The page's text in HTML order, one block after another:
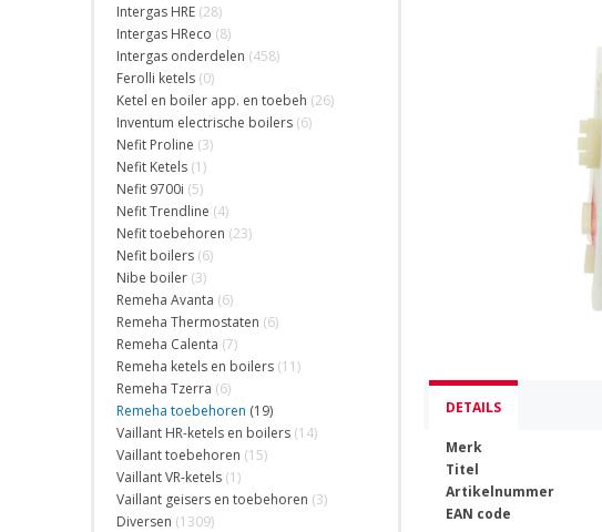
Intergas HRE (28)
Intergas HReco (8)
Intergas onderdelen (458)
Ferolli ketels (0)
Ketel en boiler app. en toebeh (26)
Inventum electrische boilers (6)
Nefit Proline (3)
Nefit Ketels (1)
Nefit 9700i (5)
Nefit Trendline (4)
Nefit toebehoren (23)
Nefit boilers (6)
Nibe boiler (3)
Remeha Avanta (6)
Remeha Thermostaten (6)
Remeha Calenta (7)
Remeha ketels en boilers (11)
Remeha Tzerra (6)
Remeha toebehoren (19)
Vaillant HR-ketels en boilers (14)
Vaillant toebehoren (15)
Vaillant VR-ketels (1)
Vaillant geisers en toebehoren (3)
Diversen (1309)
DETAILS
Merk
Titel
Artikelnummer
EAN code